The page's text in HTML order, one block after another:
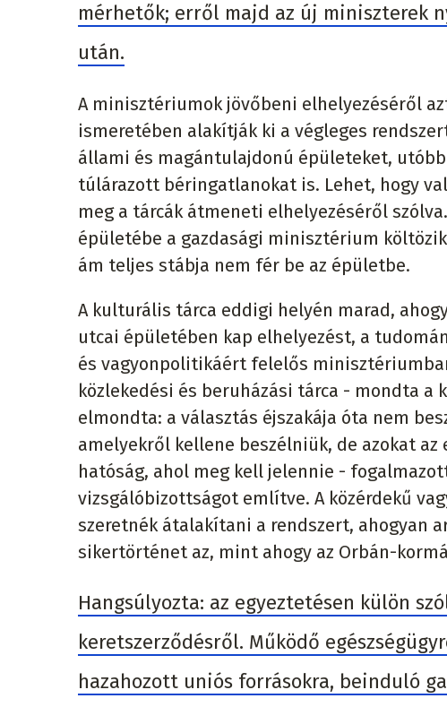
mérhetők; erről majd az új miniszterek
után.
A minisztériumok jövőbeni elhelyezéséről
ismeretében alakítják ki a végleges
állami és magántulajdonú épületeket,
túlárazott béringatlanokat is. Lehet, hogy
meg a tárcák átmeneti elhelyezéséről
épületébe a gazdasági minisztérium
ám teljes stábja nem fér be az épületbe.
A kulturális tárca eddigi helyén marad,
utcai épületében kap elhelyezést, a
és vagyonpolitikáért felelős
közlekedési és beruházási tárca - mondta a
elmondta: a választás éjszakája óta nem
amelyekről kellene beszélniük, de azokat
hatóság, ahol meg kell jelennie -
vizsgálóbizottságot említve. A közérdekű
szeretnék átalakítani a rendszert, ahogyan
sikertörténet az, mint ahogy az Orbán-
Hangsúlyozta: az egyeztetésen külön
keretszerződésről. Működő
hazahozott uniós forrásokra, beinduló